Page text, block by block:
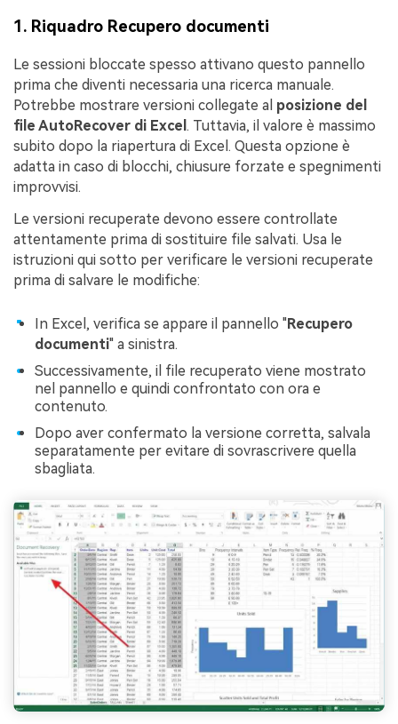
1. Riquadro Recupero documenti
Le sessioni bloccate spesso attivano questo pannello
prima che diventi necessaria una ricerca manuale.
Potrebbe mostrare versioni collegate al posizione del
file AutoRecover di Excel . Tuttavia, il valore è massimo
subito dopo la riapertura di Excel. Questa opzione è
adatta in caso di blocchi, chiusure forzate e spegnimenti
improvvisi.
Le versioni recuperate devono essere controllate
attentamente prima di sostituire file salvati. Usa le
istruzioni qui sotto per verificare le versioni recuperate
prima di salvare le modifiche:
In Excel, verifica se appare il pannello "Recupero
documenti" a sinistra.
Successivamente, il file recuperato viene mostrato
nel pannello e quindi confrontato con ora e
contenuto.
Dopo aver confermato la versione corretta, salvala
separatamente per evitare di sovrascrivere quella
sbagliata.